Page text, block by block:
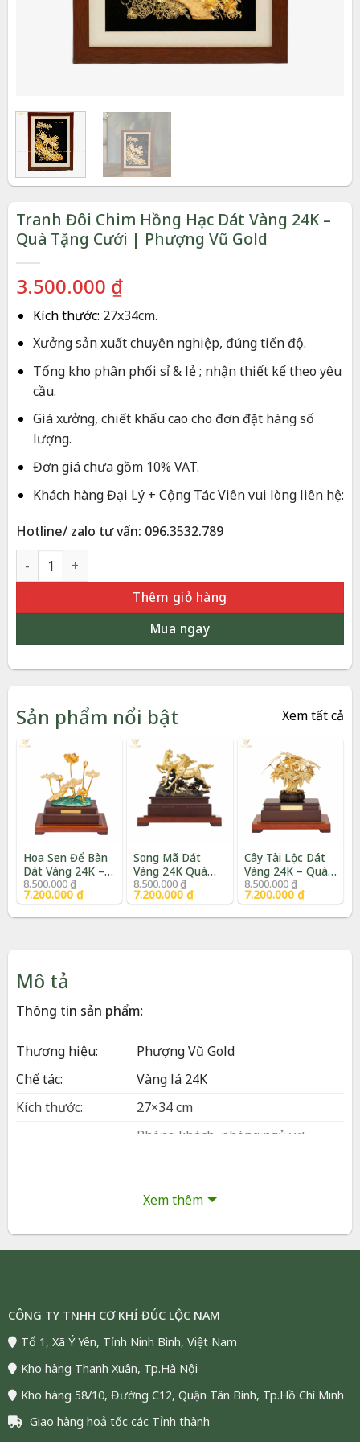
Tranh Đôi Chim Hồng Hạc Dát Vàng 24K –
Quà Tặng Cưới | Phượng Vũ Gold
3.500.000 ₫
Kích thước: 27x34cm.
Xưởng sản xuất chuyên nghiệp, đúng tiến độ.
Tổng kho phân phối sỉ & lẻ ; nhận thiết kế theo yêu
cầu.
Giá xưởng, chiết khấu cao cho đơn đặt hàng số
lượng.
Đơn giá chưa gồm 10% VAT.
Khách hàng Đại Lý + Cộng Tác Viên vui lòng liên hệ:
Hotline/ zalo tư vấn: 096.3532.789
Tranh Đôi Chim Hồng Hạc Dát Vàng 24K – Quà Tặng Cưới |
Thêm giỏ hàng
Mua ngay
Sản phẩm nổi bật Xem tất cả
Hoa Sen Để Bàn
Dát Vàng 24K –
Quà Tặng Cao
Cấp | Phượng Vũ
8.500.000₫Giá
gốc
là:
8.500.000 ₫.
7.200.000₫
Giá
hiện
tại
là:
Song Mã Dát
Vàng 24K Quà
Tặng Phong Thủy
Cao Cấp |
8.500.000₫Giá
gốc
là:
8.500.000 ₫.
7.200.000₫
Giá
hiện
tại
là:
Cây Tài Lộc Dát
Vàng 24K – Quà
Tặng Sếp Cao
Cấp | Phượng Vũ
8.500.000₫Giá
gốc
là:
8.500.000 ₫.
7.200.000₫
Giá
hiện
tại
là:
Mô tả
Thông tin sản phẩm:
Thương hiệu:
Phượng Vũ Gold
Chế tác:
Vàng lá 24K
Kích thước:
27×34 cm
Phòng khách, phòng ngủ vợ
24 tháng
Vận chuyển:
Giao hàng toàn quốc (COD)
Tranh Đôi Chim Hồng Hạc Dát Vàng 24K |
Phượng Vũ Gold
Tranh Đôi Chim Công Hồng Hạc Dát Vàng 24K
tượng phong thủy cao cấp, kết hợp mỹ thuật và ý
nghĩa may mắn. Thiết kế đôi chim công dát vàng phản
ánh tình cảm gắn bó, quyền lực và vương giả. Sản
phẩm phù hợp làm quà tặng sếp, đối tác, giới doanh
Xem thêm
CÔNG TY TNHH CƠ KHÍ ĐÚC LỘC NAM
Tổ 1, Xã Ý Yên, Tỉnh Ninh Bình, Việt Nam
Kho hàng Thanh Xuân, Tp.Hà Nội
Kho hàng 58/10, Đường C12, Quận Tân Bình, Tp.Hồ Chí Minh
Giao hàng hoả tốc các Tỉnh thành